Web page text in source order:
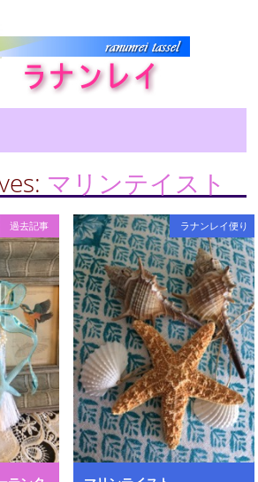
マリンテイスト
過去記事 ラナンレイ便り